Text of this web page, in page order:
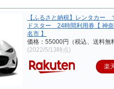
【ふるさと納税】レンタカー
ドスター 24時間利用券【 神
名市 】
価格：55000円（税込、送料無
(2022/5/13時点)
楽